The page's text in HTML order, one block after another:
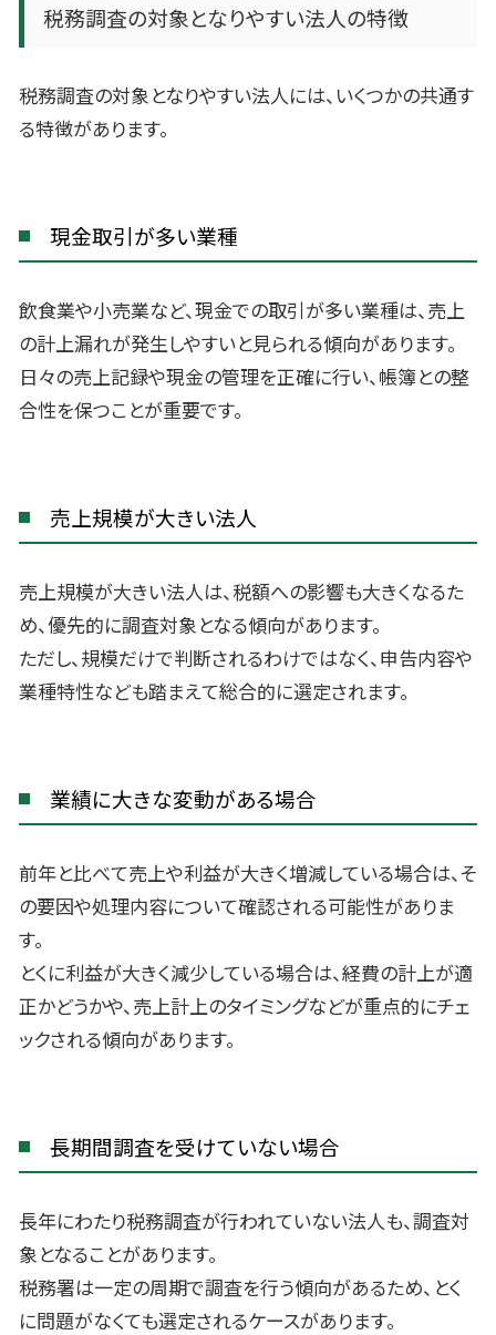
税務調査の対象となりやすい法人の特徴
税務調査の対象となりやすい法人には、いくつかの共通す
る特徴があります。
現金取引が多い業種
飲食業や小売業など、現金での取引が多い業種は、売上
の計上漏れが発生しやすいと見られる傾向があります。
日々の売上記録や現金の管理を正確に行い、帳簿との整
合性を保つことが重要です。
売上規模が大きい法人
売上規模が大きい法人は、税額への影響も大きくなるた
め、優先的に調査対象となる傾向があります。
ただし、規模だけで判断されるわけではなく、申告内容や
業種特性なども踏まえて総合的に選定されます。
業績に大きな変動がある場合
前年と比べて売上や利益が大きく増減している場合は、そ
の要因や処理内容について確認される可能性がありま
す。
とくに利益が大きく減少している場合は、経費の計上が適
正かどうかや、売上計上のタイミングなどが重点的にチェ
ックされる傾向があります。
長期間調査を受けていない場合
長年にわたり税務調査が行われていない法人も、調査対
象となることがあります。
税務署は一定の周期で調査を行う傾向があるため、とく
に問題がなくても選定されるケースがあります。